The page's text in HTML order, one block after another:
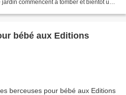
commencent à tomber et bientôt un
bébé aux Editions